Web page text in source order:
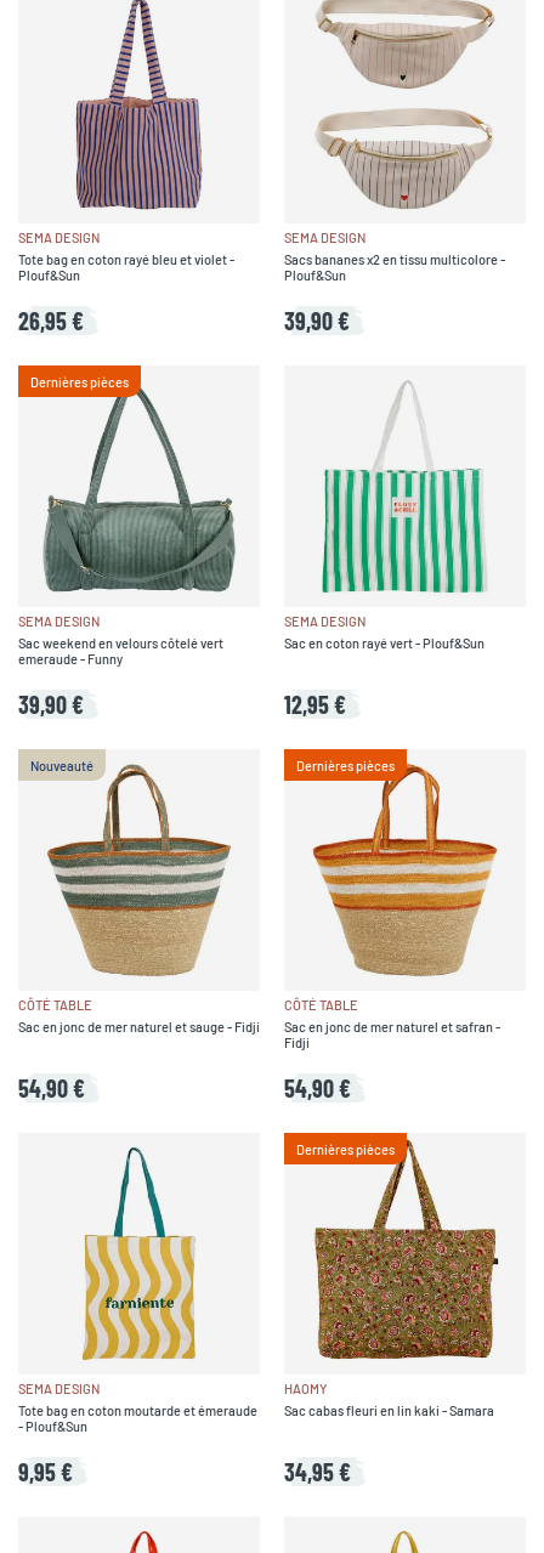
SEMA DESIGN
Tote bag en coton rayé bleu et violet -
Plouf&Sun
26,95 €
SEMA DESIGN
Sacs bananes x2 en tissu multicolore -
Plouf&Sun
39,90 €
Dernières pièces
SEMA DESIGN
Sac weekend en velours côtelé vert
emeraude - Funny
39,90 €
SEMA DESIGN
Sac en coton rayé vert - Plouf&Sun
12,95 €
Nouveauté
CÔTÉ TABLE
Sac en jonc de mer naturel et sauge - Fidji
54,90 €
Dernières pièces
CÔTÉ TABLE
Sac en jonc de mer naturel et safran -
Fidji
54,90 €
SEMA DESIGN
Tote bag en coton moutarde et émeraude
- Plouf&Sun
9,95 €
Dernières pièces
HAOMY
Sac cabas fleuri en lin kaki - Samara
34,95 €